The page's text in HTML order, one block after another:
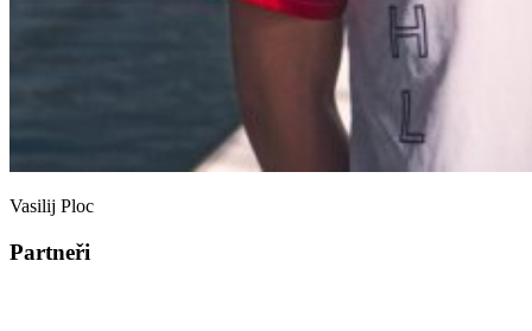
Vasilij Ploc
Partneři